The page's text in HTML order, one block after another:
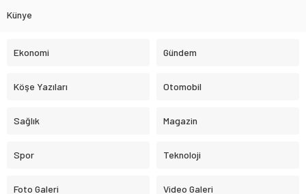
Künye
Ekonomi Gündem
Köşe Yazıları Otomobil
Sağlık Magazin
Spor Teknoloji
Foto Galeri Video Galeri